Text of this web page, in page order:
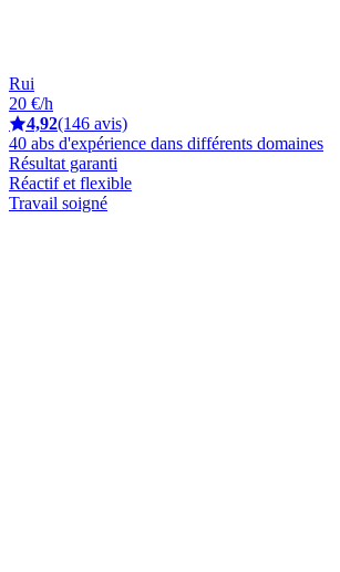
Rui
20 €/h
4,92(146 avis)
40 abs d'expérience dans différents domaines
Résultat garanti
Réactif et flexible
Travail soigné